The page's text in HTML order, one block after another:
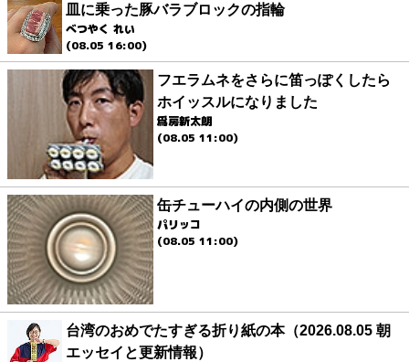
皿に乗った豚バラブロックの指輪
べつやく れい
(08.05 16:00)
フエラムネをさらに笛っぽくしたら
ホイッスルになりました
爲房新太朗
(08.05 11:00)
缶チューハイの内側の世界
パリッコ
(08.05 11:00)
台湾のおめでたすぎる折り紙の本（2026.08.05 朝
エッセイと更新情報）